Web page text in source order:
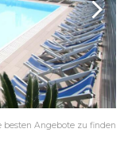
besten Angebote zu finden